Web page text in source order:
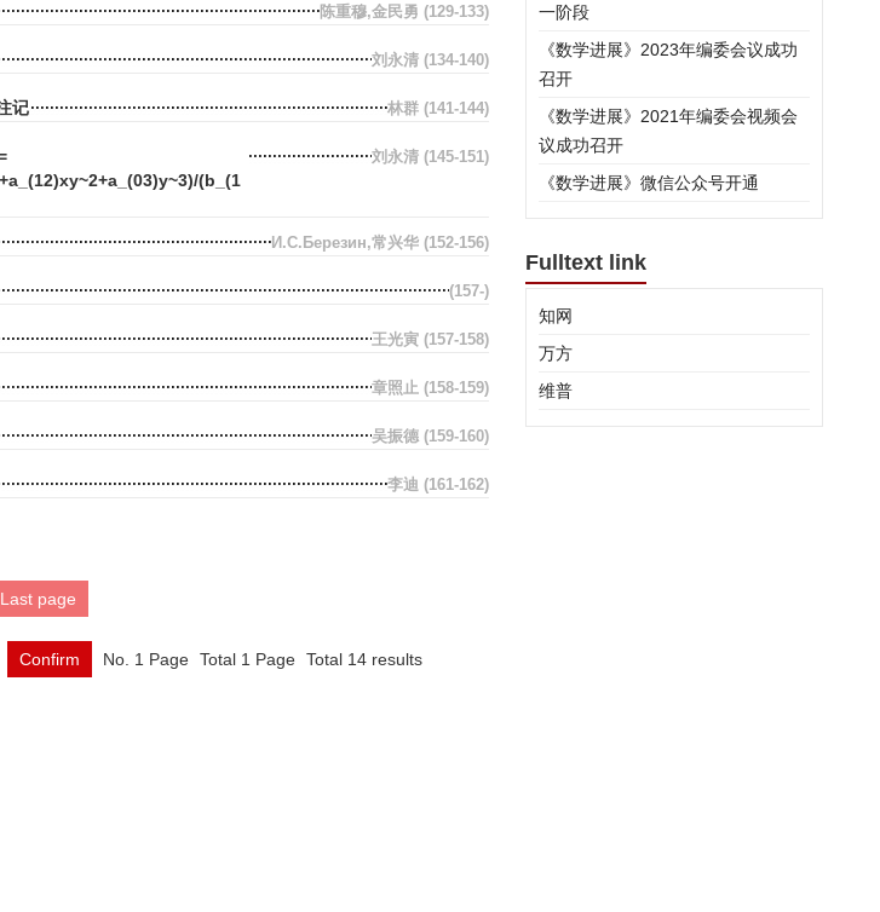
陈重穆,金民勇 (129-133)
刘永清 (134-140)
记 林群 (141-144)
(b_(1
刘永清 (145-151)
И.С.Березин,常兴华 (152-156)
(157-)
王光寅 (157-158)
章照止 (158-159)
吴振德 (159-160)
李迪 (161-162)
Last page
Confirm No. 1 Page Total 1 Page Total 14 results
一阶段
《数学进展》2023年编委会议成功
召开
《数学进展》2021年编委会视频会
议成功召开
《数学进展》微信公众号开通
Fulltext link
知网
万方
维普